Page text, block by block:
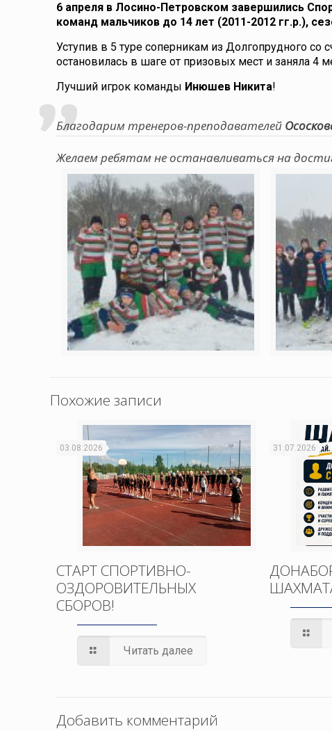
6 апреля в Лосино-Петровском завершились
команд мальчиков до 14 лет (2011-2012 гг.р.),
Уступив в 5 туре соперникам из Долгопрудного
остановилась в шаге от призовых мест и заняла 4
Лучший игрок команды Инюшев Никита!
Благодарим тренеров-преподавателей
Желаем ребятам не останавливаться на
Похожие записи
03.08.2026
СТАРТ СПОРТИВНО-
ОЗДОРОВИТЕЛЬНЫХ
СБОРОВ!
Читать далее
31.07.2026
Добавить комментарий